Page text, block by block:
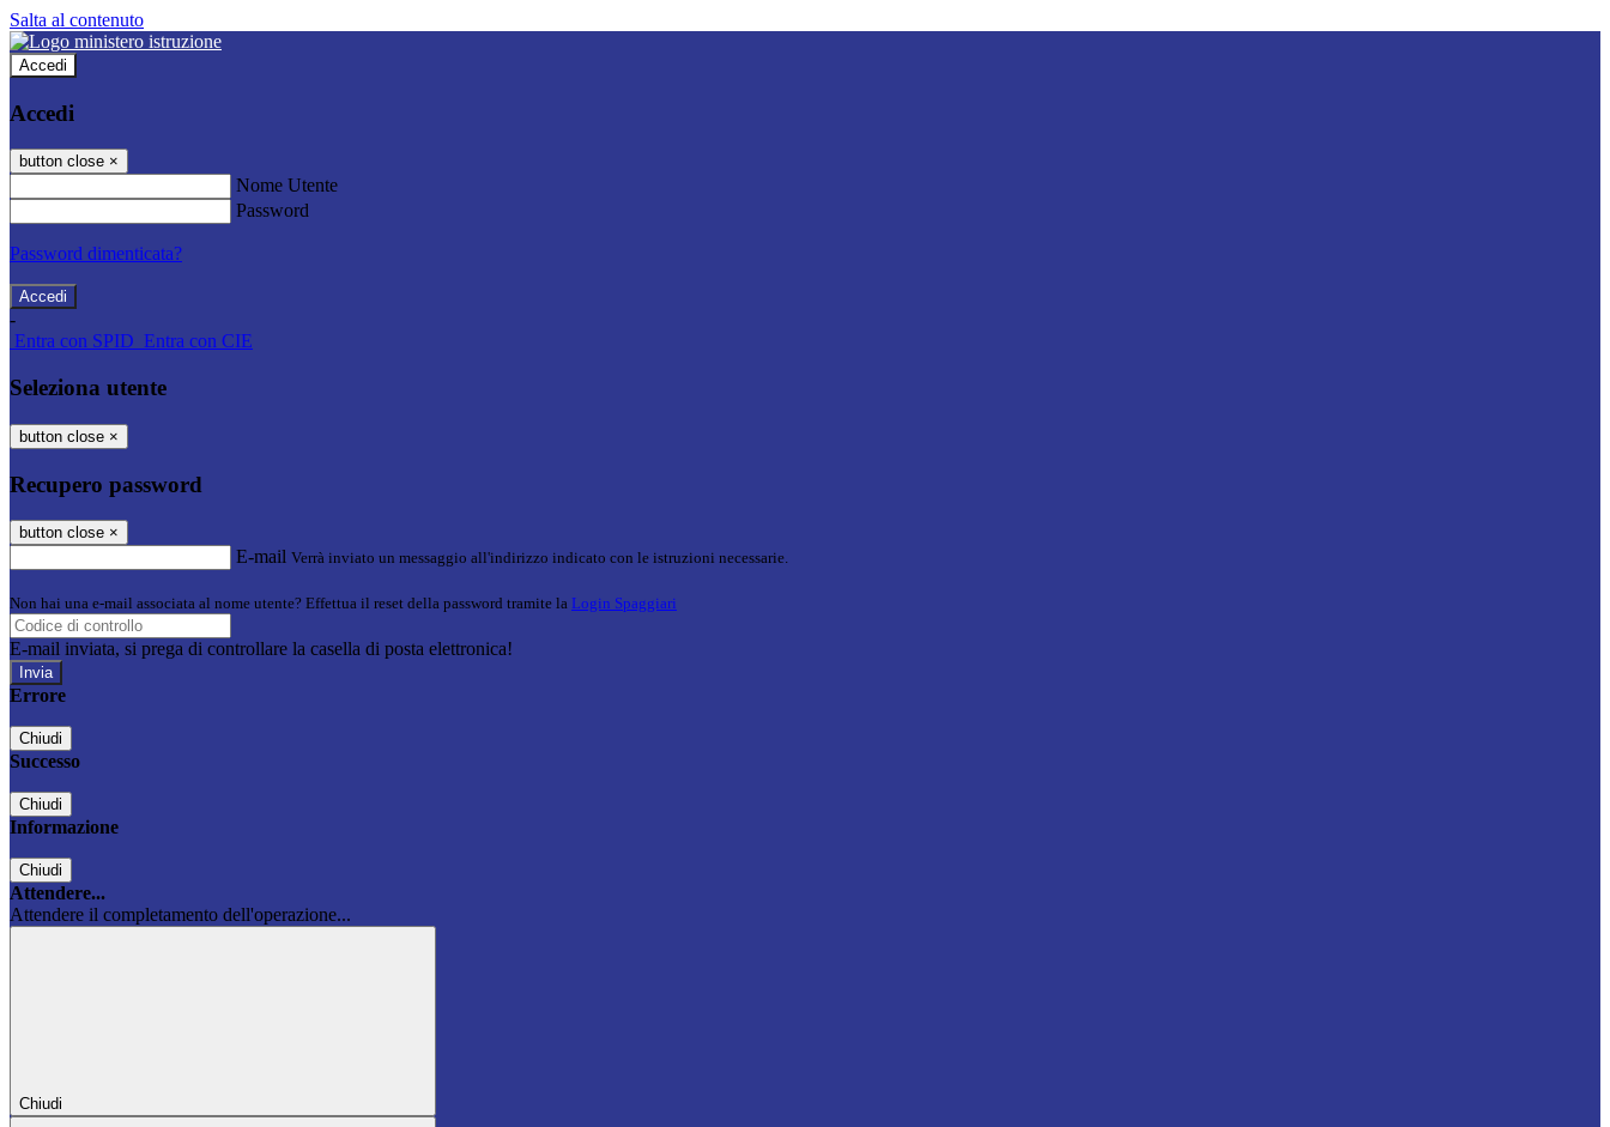
Salta al contenuto
Accedi
Accedi
button close ×
Nome Utente
Password
Password dimenticata?
-
Entra con SPID Entra con CIE
Seleziona utente
button close ×
Recupero password
button close ×
E-mail Verrà inviato un messaggio all'indirizzo indicato con le istruzioni necessarie.
Non hai una e-mail associata al nome utente? Effettua il reset della password tramite la Login Spaggiari
E-mail inviata, si prega di controllare la casella di posta elettronica!
Errore
Chiudi
Successo
Chiudi
Informazione
Chiudi
Attendere...
Attendere il completamento dell'operazione...
Chiudi